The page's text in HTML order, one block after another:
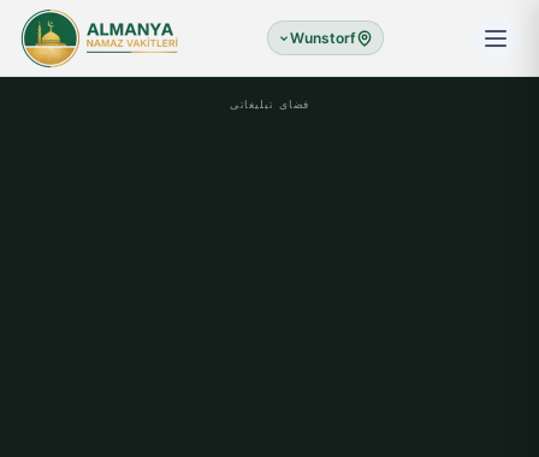
Wunstorf
فضای تبلیغاتی